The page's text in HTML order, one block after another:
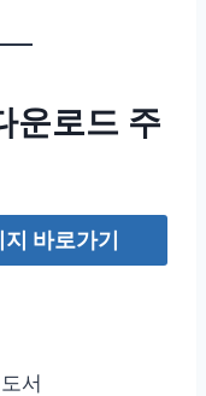
운로드 주
바로가기
서